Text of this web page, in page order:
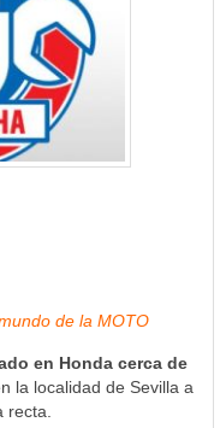
de la MOTO
en Honda cerca de
la localidad de Sevilla a
recta.